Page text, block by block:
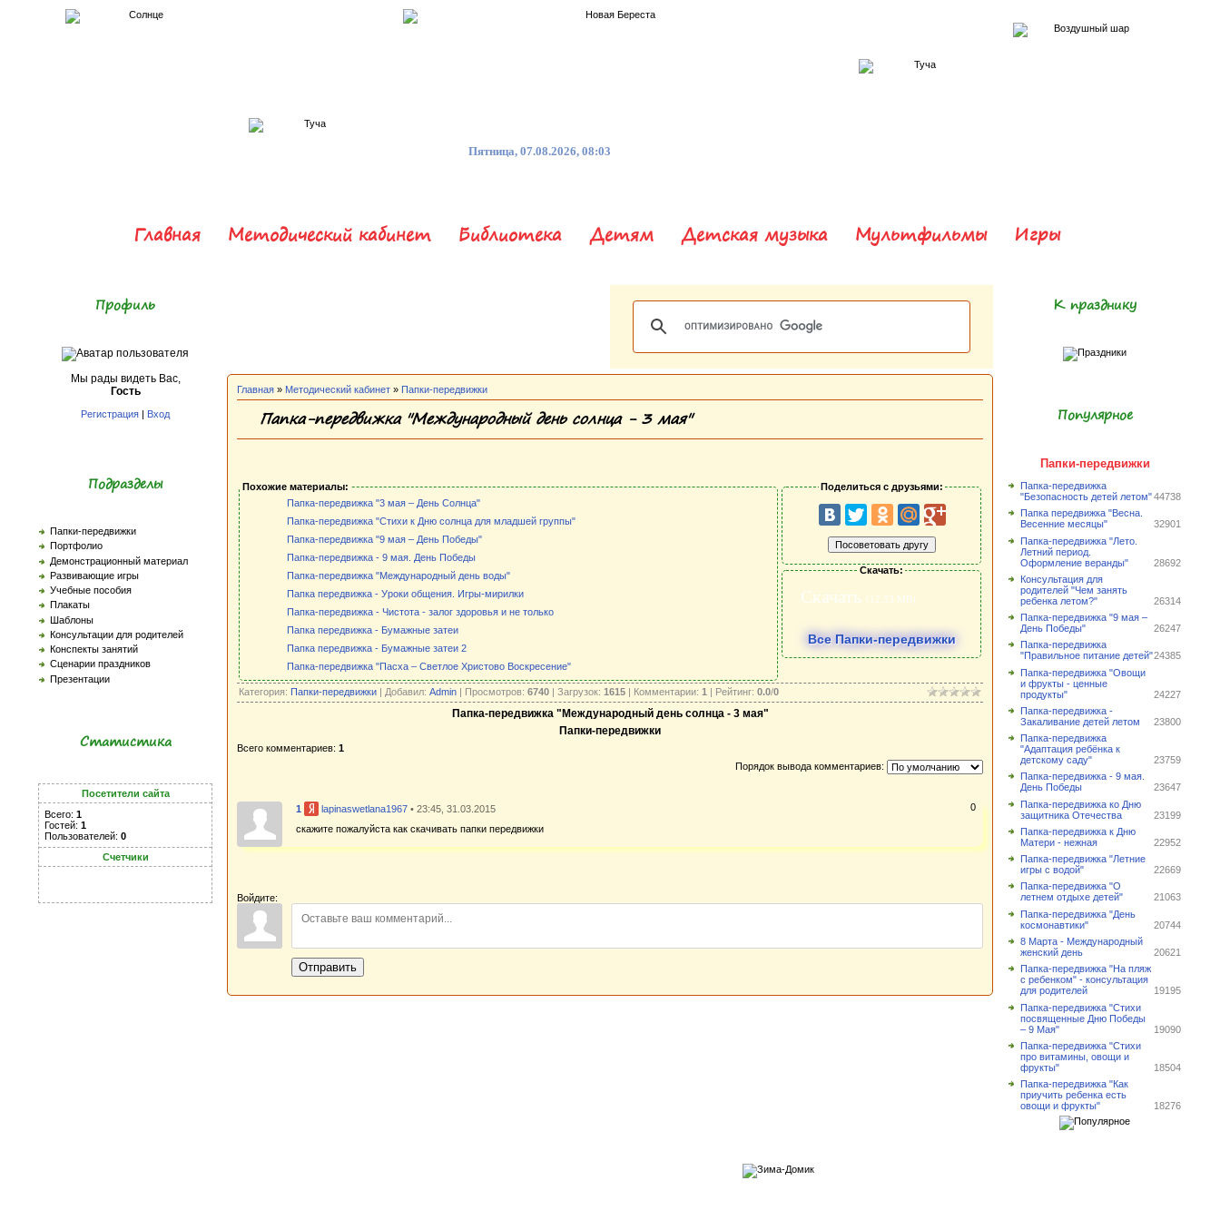
Пятница, 07.08.2026, 08:03
Главная Методический кабинет Библиотека Детям Детская музыка Мультфильмы Игры
Профиль
Мы рады видеть Вас,
Гость
Регистрация | Вход
Подразделы
Папки-передвижки
Портфолио
Демонстрационный материал
Развивающие игры
Учебные пособия
Плакаты
Шаблоны
Консультации для родителей
Конспекты занятий
Сценарии праздников
Презентации
Статистика
Посетители сайта
Всего: 1
Гостей: 1
Пользователей: 0
Счетчики
Главная » Методический кабинет » Папки-передвижки
Папка-передвижка "Международный день солнца - 3 мая"
Похожие материалы:
Папка-передвижка "3 мая – День Солнца"
Папка-передвижка "Стихи к Дню солнца для младшей группы"
Папка-передвижка "9 мая – День Победы"
Папка-передвижка - 9 мая. День Победы
Папка-передвижка "Международный день воды"
Папка передвижка - Уроки общения. Игры-мирилки
Папка-передвижка - Чистота - залог здоровья и не только
Папка передвижка - Бумажные затеи
Папка передвижка - Бумажные затеи 2
Папка-передвижка "Пасха – Светлое Христово Воскресение"
Поделиться с друзьями:
Скачать:
Скачать (12.53 MB)
Все Папки-передвижки
Категория: Папки-передвижки | Добавил: Admin | Просмотров: 6740 | Загрузок: 1615 | Комментарии: 1 | Рейтинг: 0.0/0
Папка-передвижка "Международный день солнца - 3 мая"
Папки-передвижки
Всего комментариев: 1
Порядок вывода комментариев:
0
1 lapinaswetlana1967 • 23:45, 31.03.2015
скажите пожалуйста как скачивать папки передвижки
Войдите:
Отправить
К празднику
Популярное
Папки-передвижки
Папка-передвижка
"Безопасность детей летом"44738
Папка передвижка "Весна.
Весенние месяцы"
32901
Папка-передвижка "Лето.
Летний период.
Оформление веранды"
28692
Консультация для
родителей "Чем занять
ребенка летом?"
26314
Папка-передвижка "9 мая –
День Победы"
26247
Папка-передвижка
"Правильное питание детей"24385
Папка-передвижка "Овощи
и фрукты - ценные
продукты"
24227
Папка-передвижка -
Закаливание детей летом
23800
Папка-передвижка
"Адаптация ребёнка к
детскому саду"
23759
Папка-передвижка - 9 мая.
День Победы
23647
Папка-передвижка ко Дню
защитника Отечества
23199
Папка-передвижка к Дню
Матери - нежная
22952
Папка-передвижка "Летние
игры с водой"
22669
Папка-передвижка "О
летнем отдыхе детей"
21063
Папка-передвижка "День
космонавтики"
20744
8 Марта - Международный
женский день
20621
Папка-передвижка "На пляж
с ребенком" - консультация
для родителей
19195
Папка-передвижка "Стихи
посвященные Дню Победы
– 9 Мая"
19090
Папка-передвижка "Стихи
про витамины, овощи и
фрукты"
18504
Папка-передвижка "Как
приучить ребенка есть
овощи и фрукты"
18276